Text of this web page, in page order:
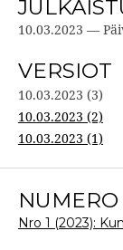
10.03.2023 —
VERSIOT
10.03.2023 (3)
10.03.2023 (2)
10.03.2023 (1)
NUMERO
Nro 1 (2023):